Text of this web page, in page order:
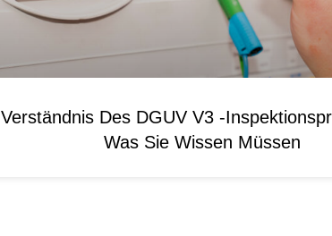
Verständnis Des DGUV V3 -
Was Sie Wissen Müssen